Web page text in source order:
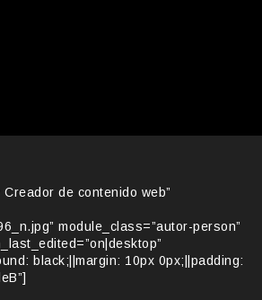
de contenido web”
module_class=”autor-person”
black;||margin: 10px 0px;||padding: